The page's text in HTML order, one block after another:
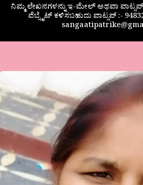
ನಿಮ್ಮ ಲೇಖನಗಳನ್ನು ಇ-ಮೇಲ್ ಅಥವಾ
ವೆಬ್ಸೈಟ್ ಕಳಿಸಬಹುದು ವಾಟ್ಸಪ್‌ :-